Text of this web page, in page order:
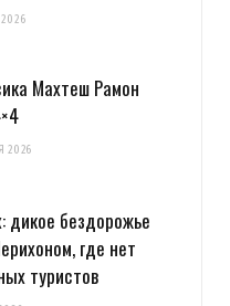
Махтеш Рамон
2026
дикое бездорожье
где нет
туристов